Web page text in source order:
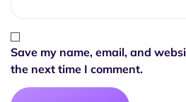
Save my name, email, and
the next time I comment.